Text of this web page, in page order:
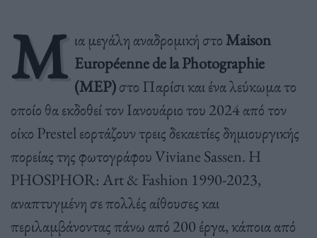
Μ ια μεγάλη αναδρομική στοMaison
Européenne de la Photographie
(MEP)στο Παρίσι και ένα λεύκωμα το
οποίο θα εκδοθεί τον Ιανουάριο του 2024 από τον
οίκο Prestel εορτάζουν τρεις δεκαετίες δημιουργικής
πορείας της φωτογράφου Viviane Sassen. Η
PHOSPHOR: Art & Fashion 1990-2023,
αναπτυγμένη σε πολλές αίθουσες και
περιλαμβάνοντας πάνω από 200 έργα, κάποια από